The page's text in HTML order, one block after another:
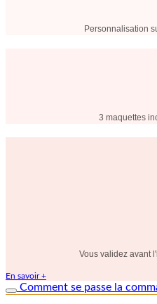
Personnalisation
3 maquettes
Vous validez avant
En savoir +
Comment se passe la